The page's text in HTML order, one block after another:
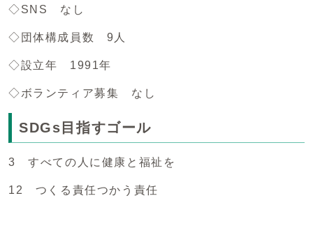
◇SNS なし
◇団体構成員数 9人
◇設立年 1991年
◇ボランティア募集 なし
SDGs目指すゴール
3 すべての人に健康と福祉を
12 つくる責任つかう責任